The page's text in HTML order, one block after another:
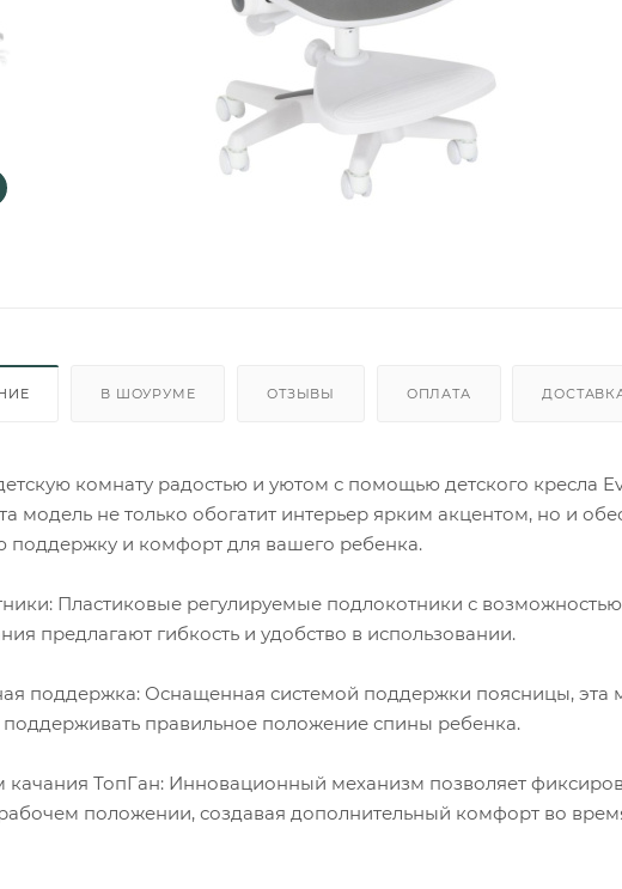
В ШОУРУМЕ ОТЗЫВЫ ОПЛАТА
комнату радостью и уютом с помощью детского кресла
модель не только обогатит интерьер ярким акцентом, но и
поддержку и комфорт для вашего ребенка.
Пластиковые регулируемые подлокотники с возможностью
предлагают гибкость и удобство в использовании.
поддержка: Оснащенная системой поддержки поясницы, эта
поддерживать правильное положение спины ребенка.
качания ТопГан: Инновационный механизм позволяет
положении, создавая дополнительный комфорт во